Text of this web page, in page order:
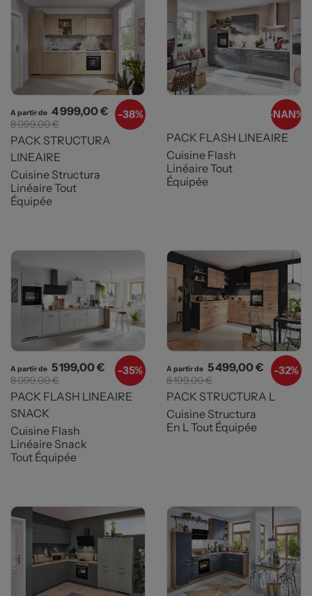
-38%
A partir de Prix
4 999,00 € Prix de base
8 099,00 €
PACK STRUCTURA
LINEAIRE
Cuisine Structura
Linéaire Tout
Équipée
-NAN%
PACK FLASH LINEAIRE
Cuisine Flash
Linéaire Tout
Équipée
-35%
A partir de Prix
5 199,00 € Prix de base
8 099,00 €
PACK FLASH LINEAIRE
SNACK
Cuisine Flash
Linéaire Snack
Tout Équipée
-32%
A partir de Prix
5 499,00 € Prix de
8 199,00 €
PACK STRUCTURA L
Cuisine Structura
En L Tout Équipée